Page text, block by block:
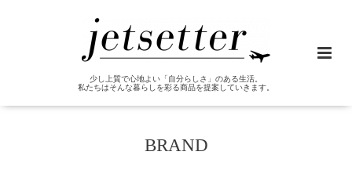
少し上質で心地よい「自分らしさ」のある生活。
私たちはそんな暮らしを彩る商品を提案していきます。
BRAND